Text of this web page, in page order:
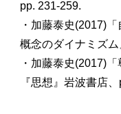
pp. 231-259.
・加藤泰史(2017)
概念のダイナミズ
・加藤泰史(2017)
『思想』岩波書店